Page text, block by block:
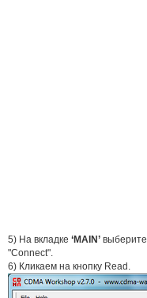
5) На вкладке ‘MAIN’ выберите
"Connect".
6) Кликаем на кнопку Read.